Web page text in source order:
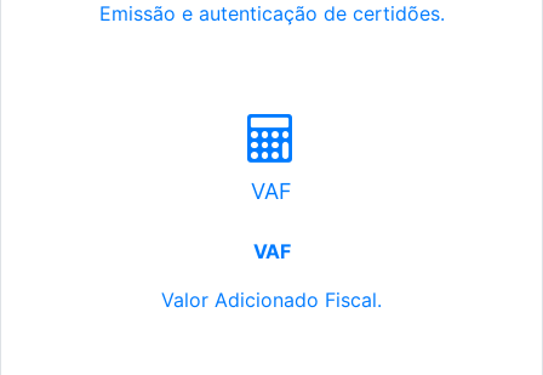
Emissão e autenticação de certidões.
VAF
VAF
Valor Adicionado Fiscal.